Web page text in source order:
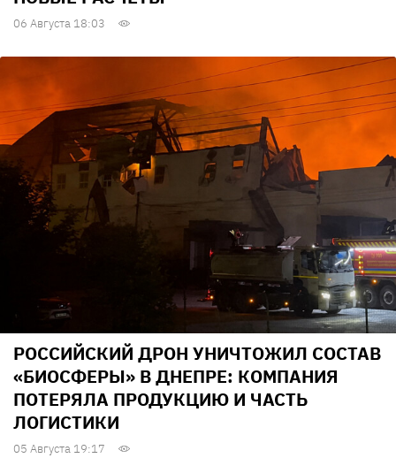
06 Августа 18:03
РОССИЙСКИЙ ДРОН УНИЧТОЖИЛ СОСТАВ
«БИОСФЕРЫ» В ДНЕПРЕ: КОМПАНИЯ
ПОТЕРЯЛА ПРОДУКЦИЮ И ЧАСТЬ
ЛОГИСТИКИ
05 Августа 19:17